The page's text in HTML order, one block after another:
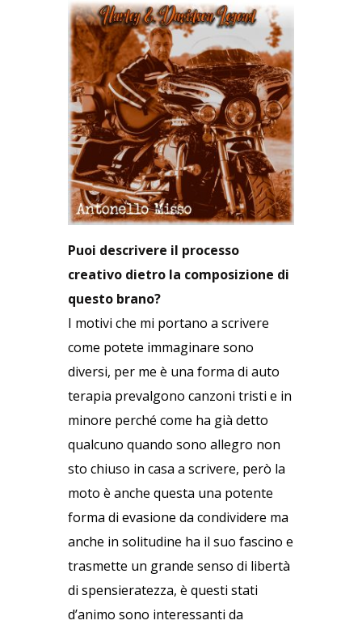
Puoi descrivere il processo
creativo dietro la composizione di
questo brano?
I motivi che mi portano a scrivere
come potete immaginare sono
diversi, per me è una forma di auto
terapia prevalgono canzoni tristi e in
minore perché come ha già detto
qualcuno quando sono allegro non
sto chiuso in casa a scrivere, però la
moto è anche questa una potente
forma di evasione da condividere ma
anche in solitudine ha il suo fascino e
trasmette un grande senso di libertà
di spensieratezza, è questi stati
d’animo sono interessanti da